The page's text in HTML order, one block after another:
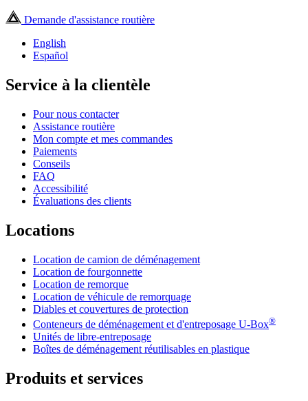
Demande d'assistance routière
English
Español
Service à la clientèle
Pour nous contacter
Assistance routière
Mon compte et mes commandes
Paiements
Conseils
FAQ
Accessibilité
Évaluations des clients
Locations
Location de camion de déménagement
Location de fourgonnette
Location de remorque
Location de véhicule de remorquage
Diables et couvertures de protection
Conteneurs de déménagement et d'entreposage U-Box®
Unités de libre-entreposage
Boîtes de déménagement réutilisables en plastique
Produits et services